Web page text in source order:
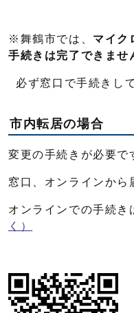
※舞鶴市では、 マイク
手続きは完了できませ
必ず窓口で手続きし
市内転居の場合
変更の手続きが必要で
窓口、オンラインから
オンラインでの手続き
く）